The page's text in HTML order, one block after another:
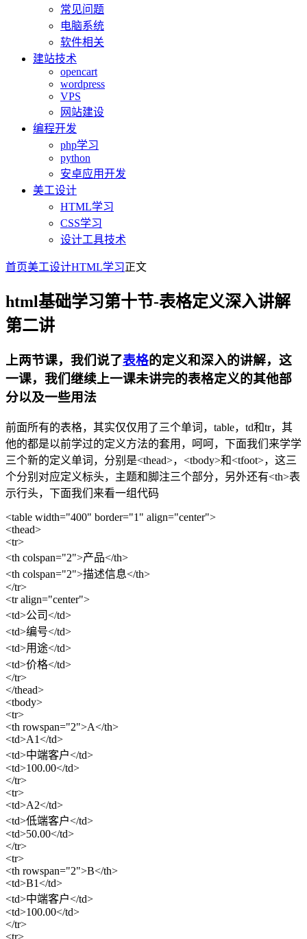
常见问题
电脑系统
软件相关
建站技术
opencart
wordpress
VPS
网站建设
编程开发
php学习
python
安卓应用开发
美工设计
HTML学习
CSS学习
设计工具技术
首页美工设计HTML学习正文
html基础学习第十节-表格定义深入讲解
第二讲
上两节课，我们说了表格的定义和深入的讲解，这
一课，我们继续上一课未讲完的表格定义的其他部
分以及一些用法
前面所有的表格，其实仅仅用了三个单词，table，td和tr，其
他的都是以前学过的定义方法的套用，呵呵，下面我们来学学
三个新的定义单词，分别是<thead>，<tbody>和<tfoot>，这三
个分别对应定义标头，主题和脚注三个部分，另外还有<th>表
示行头，下面我们来看一组代码
<table width="400" border="1" align="center">
<thead>
<tr>
<th colspan="2">产品</th>
<th colspan="2">描述信息</th>
</tr>
<tr align="center">
<td>公司</td>
<td>编号</td>
<td>用途</td>
<td>价格</td>
</tr>
</thead>
<tbody>
<tr>
<th rowspan="2">A</th>
<td>A1</td>
<td>中端客户</td>
<td>100.00</td>
</tr>
<tr>
<td>A2</td>
<td>低端客户</td>
<td>50.00</td>
</tr>
<tr>
<th rowspan="2">B</th>
<td>B1</td>
<td>中端客户</td>
<td>100.00</td>
</tr>
<tr>